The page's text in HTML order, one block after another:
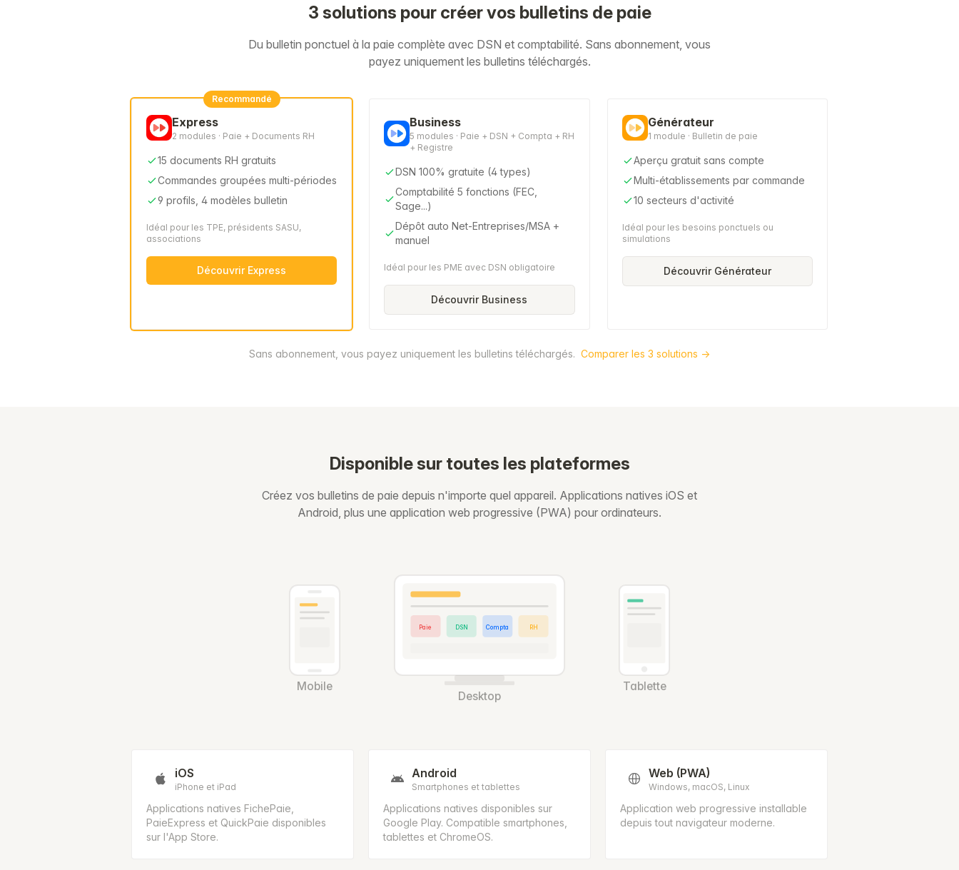
3 solutions pour créer vos bulletins de paie
Du bulletin ponctuel à la paie complète avec DSN et comptabilité. Sans abonnement, vous
payez uniquement les bulletins téléchargés.
Recommandé
Express
2 modules · Paie + Documents RH
15 documents RH gratuits
Commandes groupées multi-périodes
9 profils, 4 modèles bulletin
Idéal pour les TPE, présidents SASU,
associations
Découvrir Express
Business
5 modules · Paie + DSN + Compta + RH
+ Registre
DSN 100% gratuite (4 types)
Comptabilité 5 fonctions (FEC,
Sage...)
Dépôt auto Net-Entreprises/MSA +
manuel
Idéal pour les PME avec DSN obligatoire
Découvrir Business
Générateur
1 module · Bulletin de paie
Aperçu gratuit sans compte
Multi-établissements par commande
10 secteurs d'activité
Idéal pour les besoins ponctuels ou
simulations
Découvrir Générateur
Sans abonnement, vous payez uniquement les bulletins téléchargés. Comparer les 3 solutions →
Disponible sur toutes les plateformes
Créez vos bulletins de paie depuis n'importe quel appareil. Applications natives iOS et
Android, plus une application web progressive (PWA) pour ordinateurs.
Mobile
Paie DSN Compta RH
Desktop
Tablette
iOS
iPhone et iPad
Applications natives FichePaie,
PaieExpress et QuickPaie disponibles
sur l'App Store.
Android
Smartphones et tablettes
Applications natives disponibles sur
Google Play. Compatible smartphones,
tablettes et ChromeOS.
Web (PWA)
Windows, macOS, Linux
Application web progressive installable
depuis tout navigateur moderne.